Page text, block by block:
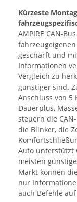
Kürzeste
AMPIRE CAN-
geschärft und
Informationen
Vergleich zu
günstiger sind.
Anschluss von 5
Dauerplus,
steuern die
die Blinker, die
Auto unterstützt
meisten
Markt können
nur
auch Befehle